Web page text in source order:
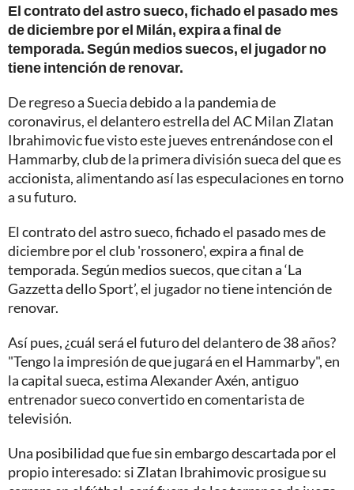
El contrato del astro sueco, fichado el pasado mes
de diciembre por el Milán, expira a final de
temporada. Según medios suecos, el jugador no
tiene intención de renovar.
De regreso a Suecia debido a la pandemia de
coronavirus, el delantero estrella del AC Milan Zlatan
Ibrahimovic fue visto este jueves entrenándose con el
Hammarby, club de la primera división sueca del que es
accionista, alimentando así las especulaciones en torno
a su futuro.
El contrato del astro sueco, fichado el pasado mes de
diciembre por el club 'rossonero', expira a final de
temporada. Según medios suecos, que citan a ‘La
Gazzetta dello Sport’, el jugador no tiene intención de
renovar.
Así pues, ¿cuál será el futuro del delantero de 38 años?
"Tengo la impresión de que jugará en el Hammarby", en
la capital sueca, estima Alexander Axén, antiguo
entrenador sueco convertido en comentarista de
televisión.
Una posibilidad que fue sin embargo descartada por el
propio interesado: si Zlatan Ibrahimovic prosigue su